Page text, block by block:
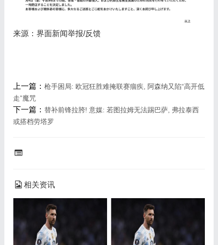
来源：界面新闻举报/反馈
上一篇： 枪手困局: 欧冠狂胜难掩联赛痼疾, 阿森纳又陷“高开低
走”魔咒
下一篇： 替补前锋拉胯! 意媒: 若图拉姆无法踢巴萨, 弗拉泰西
或搭档劳塔罗
相关资讯